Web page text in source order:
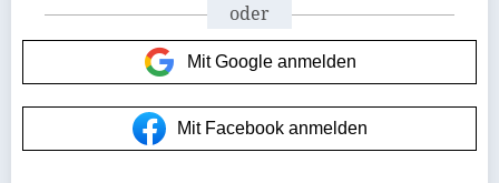
oder
Mit Google anmelden
Mit Facebook anmelden